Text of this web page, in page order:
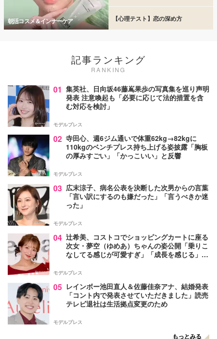
朝活コスメ＆インナーケア 【心理テスト】恋の深め方
記事ランキング
RANKING
01 集英社、日向坂46藤嶌果歩の写真集を巡り声明
発表 注意喚起も「必要に応じて法的措置を含
む対応を検討」
モデルプレス
02 寺田心、週6ジム通いで体重62kg→82kgに
110kgのベンチプレス持ち上げる姿披露「胸板
の厚みすごい」「かっこいい」と反響
モデルプレス
03 広末涼子、病名公表を決断した次男からの言葉
「言い訳にするのも嫌だった」「言うべきか迷
った」
モデルプレス
04 辻希美、コストコでショッピングカートに座る
次女・夢空（ゆめあ）ちゃんの姿公開「乗りこ
なしてる感じが可愛すぎ」「成長を感じる」の
モデルプレス
05 レインボー池田直人＆佐藤佳奈アナ、結婚発表
「コント内で発表させていただきました」読売
テレビ退社は生活拠点変更のため
モデルプレス
もっとみる